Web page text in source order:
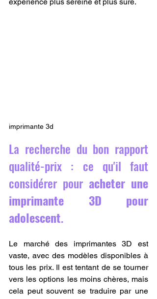
imprimante 3d
La recherche du bon rapport
qualité-prix : ce qu'il faut
considérer pour acheter une
imprimante 3D pour
adolescent.
Le marché des imprimantes 3D est
vaste, avec des modèles disponibles à
tous les prix. Il est tentant de se tourner
vers les options les moins chères, mais
cela peut souvent se traduire par une